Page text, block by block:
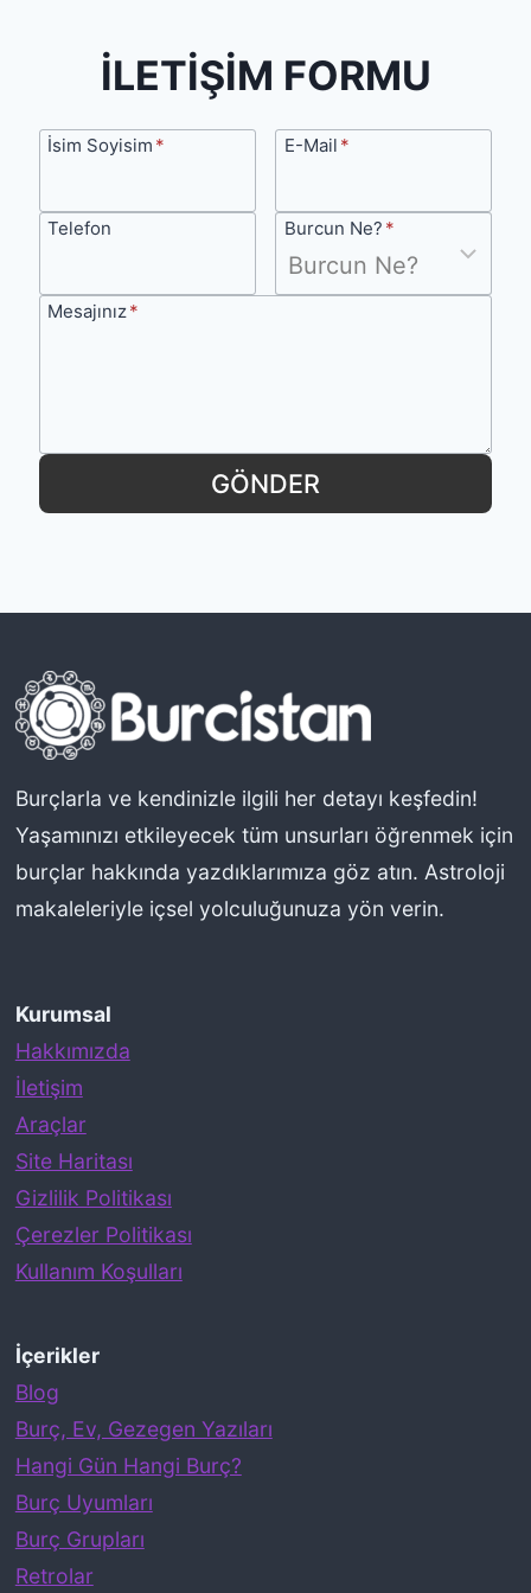
İLETİŞİM FORMU
İsim Soyisim *
İsim
E-Mail *
E-
Telefon
Telefon Burcun Ne? *
Burcun
Ne?
Mesajınız*
Mesajınız
GÖNDER
Burçlarla ve kendinizle ilgili her detayı keşfedin!
Yaşamınızı etkileyecek tüm unsurları öğrenmek için
burçlar hakkında yazdıklarımıza göz atın. Astroloji
makaleleriyle içsel yolculuğunuza yön verin.
Kurumsal
Hakkımızda
İletişim
Araçlar
Site Haritası
Gizlilik Politikası
Çerezler Politikası
Kullanım Koşulları
İçerikler
Blog
Burç, Ev, Gezegen Yazıları
Hangi Gün Hangi Burç?
Burç Uyumları
Burç Grupları
Retrolar